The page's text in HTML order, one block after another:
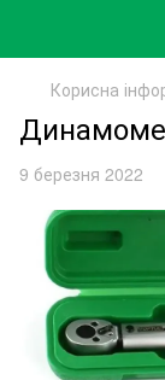
Корисна
9 березня 2022